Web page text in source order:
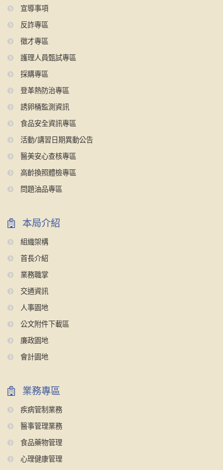
宣導事項
反詐專區
徵才專區
護理人員甄試專區
採購專區
登革熱防治專區
誘卵桶監測資訊
食品安全資訊專區
活動/講習日期異動公告
醫美安心查核專區
高齡換照體檢專區
問題油品專區
本局介紹
組織架構
首長介紹
業務職掌
交通資訊
人事園地
公文附件下載區
廉政園地
會計園地
業務專區
疾病管制業務
醫事管理業務
食品藥物管理
心理健康管理